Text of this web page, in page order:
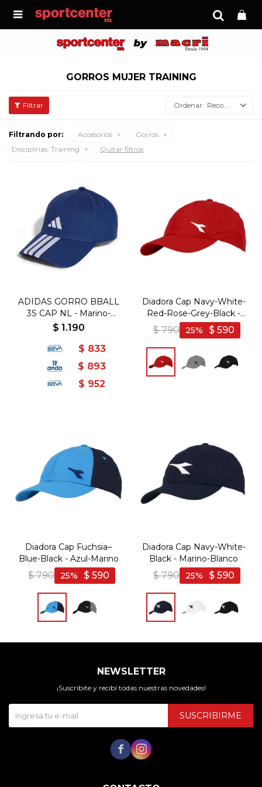

GORROS MUJER TRAINING
Recomendados
Filtrando por: Accesorios
Gorros
Disciplinas: Training Quitar filtros
ADIDAS GORRO BBALL
3S CAP NL - Marino-
Blanco
$ 1.190
$ 833
$ 893
$ 952
Diadora Cap Navy-White-
Red-Rose-Grey-Black -
Rojo
$ 790 $ 590
25
Diadora Cap Fuchsia–
Blue-Black - Azul-Marino
$ 790 $ 590
25
Diadora Cap Navy-White-
Black - Marino-Blanco
$ 790 $ 590
25
NEWSLETTER
¡Suscribite y recibí todas nuestras novedades!
SUSCRIBIRME
 